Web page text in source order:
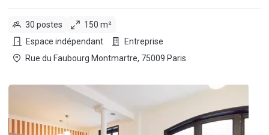
30 postes
150 m²
Espace indépendant
Entreprise
Rue du Faubourg Montmartre, 75009 Paris